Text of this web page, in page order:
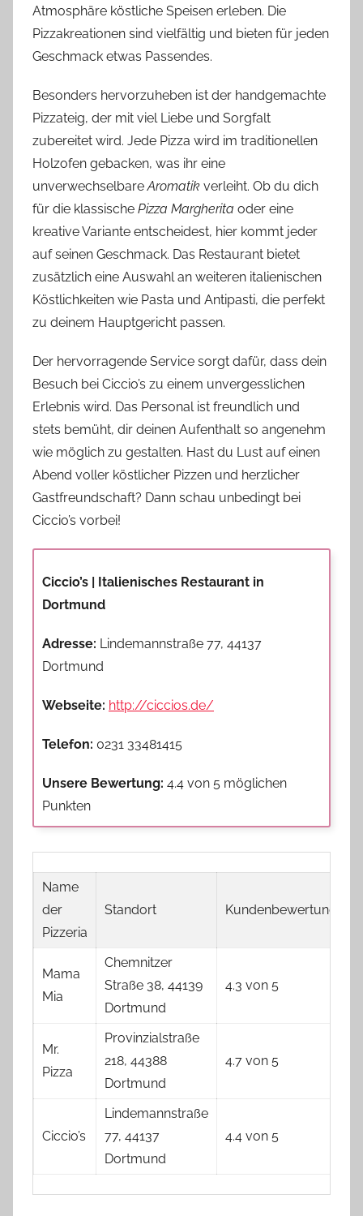
Atmosphäre köstliche Speisen erleben. Die
Pizzakreationen sind vielfältig und bieten für jeden
Geschmack etwas Passendes.
Besonders hervorzuheben ist der handgemachte
Pizzateig, der mit viel Liebe und Sorgfalt
zubereitet wird. Jede Pizza wird im traditionellen
Holzofen gebacken, was ihr eine
unverwechselbareAromatik verleiht. Ob du dich
für die klassische Pizza Margherita oder eine
kreative Variante entscheidest, hier kommt jeder
auf seinen Geschmack. Das Restaurant bietet
zusätzlich eine Auswahl an weiteren italienischen
Köstlichkeiten wie Pasta und Antipasti, die perfekt
zu deinem Hauptgericht passen.
Der hervorragende Service sorgt dafür, dass dein
Besuch bei Ciccio’s zu einem unvergesslichen
Erlebnis wird. Das Personal ist freundlich und
stets bemüht, dir deinen Aufenthalt so angenehm
wie möglich zu gestalten. Hast du Lust auf einen
Abend voller köstlicher Pizzen und herzlicher
Gastfreundschaft? Dann schau unbedingt bei
Ciccio’s vorbei!
Ciccio’s | Italienisches Restaurant in
Dortmund
Adresse: Lindemannstraße 77, 44137
Dortmund
Webseite: http://ciccios.de/
Telefon: 0231 33481415
Unsere Bewertung: 4.4 von 5 möglichen
Punkten
Name
der
Pizzeria
Standort Kundenbewertung
Mama
Mia
Chemnitzer
Straße 38, 44139
Dortmund
4.3 von 5
Mr.
Pizza
Provinzialstraße
218, 44388
Dortmund
4.7 von 5
Ciccio’s
Lindemannstraße
77, 44137
Dortmund
4.4 von 5